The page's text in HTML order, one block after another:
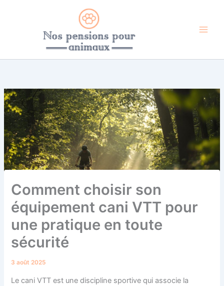
Comment choisir son
équipement cani VTT pour
une pratique en toute
sécurité
3 août 2025
Le cani VTT est une discipline sportive qui associe la